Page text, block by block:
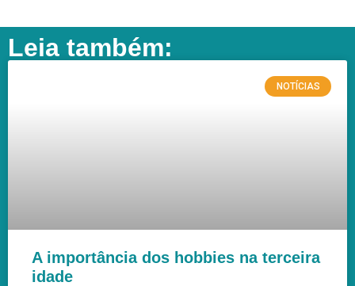
Leia também:
NOTÍCIAS
A importância dos hobbies na terceira
idade